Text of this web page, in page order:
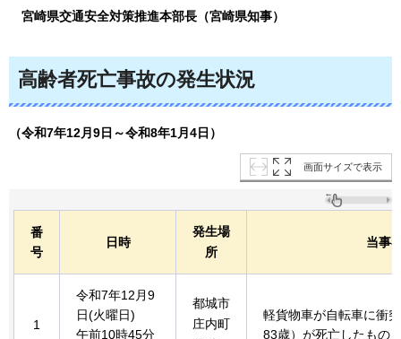
宮崎県交通安全対策推進本部長（宮崎県知事）
高齢者死亡事故の発生状況
（令和7年12月9日～令和8年1月4日）
画面サイズで表示
番
号
日時
発生場
所
当事
1
令和7年12月9
日(火曜日)
午前10時45分
都城市
庄内町
軽貨物車が自転車に衝
83歳）が死亡したもの